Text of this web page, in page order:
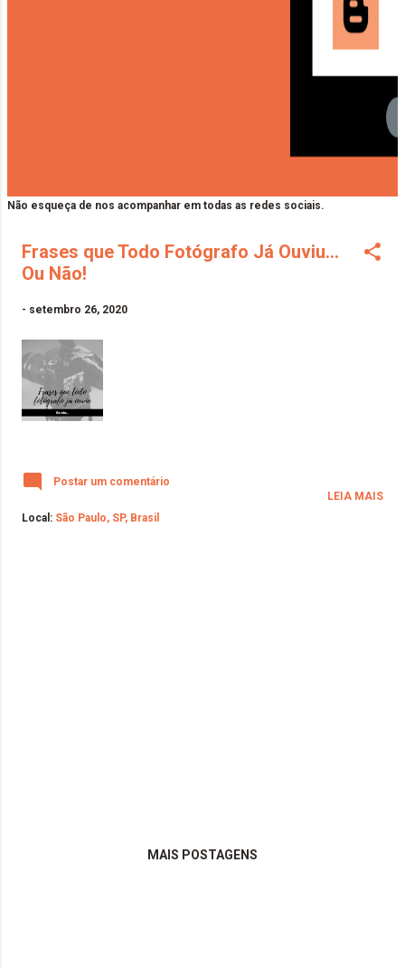
Não esqueça de nos acompanhar em todas as redes sociais.
Frases que Todo Fotógrafo Já Ouviu...
Ou Não!
- setembro 26, 2020
Postar um comentário
Local: São Paulo, SP, Brasil
LEIA MAIS
MAIS POSTAGENS